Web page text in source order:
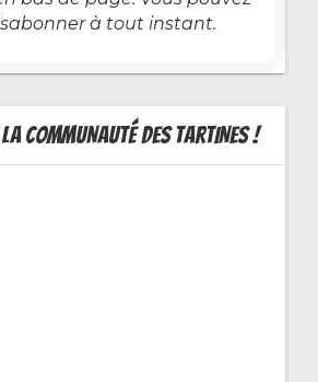
à tout instant.
COMMUNAUTÉ DES TARTINES !